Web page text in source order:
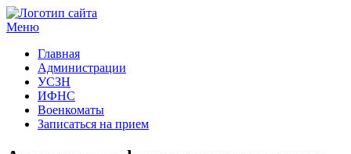
Меню
Главная
Администрации
УСЗН
ИФНС
Военкоматы
Записаться на прием